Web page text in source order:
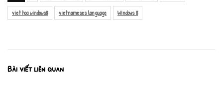
viet hoa windows8 vietnameses language Windows 8
Bài viết liên quan